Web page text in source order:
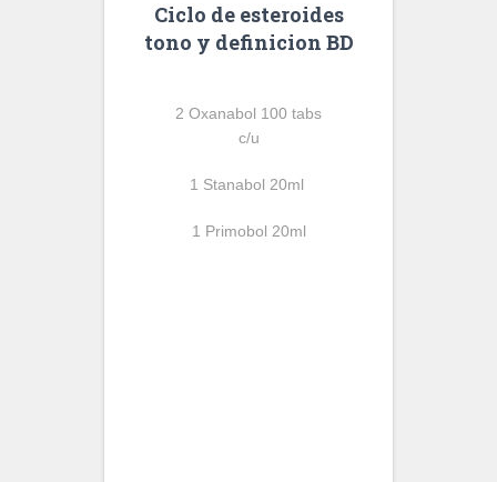
Ciclo de esteroides
tono y definicion BD
2 Oxanabol 100 tabs
c/u
1 Stanabol 20ml
1 Primobol 20ml